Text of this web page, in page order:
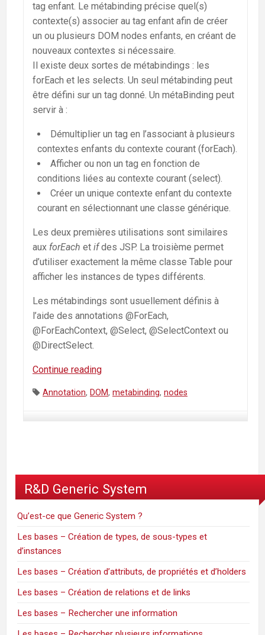
tag enfant. Le métabinding précise quel(s)
contexte(s) associer au tag enfant afin de créer
un ou plusieurs DOM nodes enfants, en créant de
nouveaux contextes si nécessaire.
Il existe deux sortes de métabindings : les
forEach et les selects. Un seul métabinding peut
être défini sur un tag donné. Un métaBinding peut
servir à :
Démultiplier un tag en l’associant à plusieurs
contextes enfants du contexte courant (forEach).
Afficher ou non un tag en fonction de
conditions liées au contexte courant (select).
Créer un unique contexte enfant du contexte
courant en sélectionnant une classe générique.
Les deux premières utilisations sont similaires
aux forEach et ifdes JSP. La troisième permet
d’utiliser exactement la même classe Table pour
afficher les instances de types différents.
Les métabindings sont usuellement définis à
l’aide des annotations @ForEach,
@ForEachContext, @Select, @SelectContext ou
@DirectSelect.
Continue reading
avancé
des
tags
en
arbre
de
@ForEach,
@Select
Tags:
Annotation, DOM, metabinding, nodes
R&D Generic System
Qu’est-ce que Generic System ?
Les bases – Création de types, de sous-types et
d’instances
Les bases – Création d’attributs, de propriétés et d’holders
Les bases – Création de relations et de links
Les bases – Rechercher une information